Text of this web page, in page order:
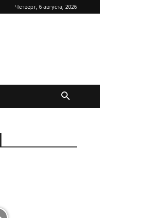
Четверг, 6 августа, 2026